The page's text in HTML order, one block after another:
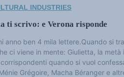
(en construction)
INDUSTRIES
ti scrivo: e Verona risponde
anno ben 4 mila lettere.Quando si
ci viene in mente: Giulietta, la metà
quando si vuol
Grégoire, Macha Béranger e